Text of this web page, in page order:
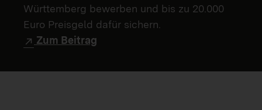
Württemberg bewerben und bis zu 20.000
Euro Preisgeld dafür sichern.
Zum Beitrag